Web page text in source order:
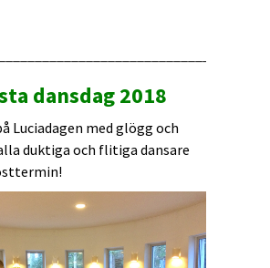
dansdag 2018
Luciadagen med glögg och
duktiga och flitiga dansare